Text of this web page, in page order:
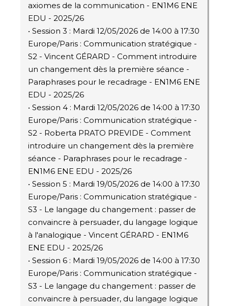
axiomes de la communication - EN1M6 ENE
EDU - 2025/26
• Session 3 : Mardi 12/05/2026 de 14:00 à 17:30
Europe/Paris : Communication stratégique -
S2 - Vincent GÉRARD - Comment introduire
un changement dès la première séance -
Paraphrases pour le recadrage - EN1M6 ENE
EDU - 2025/26
• Session 4 : Mardi 12/05/2026 de 14:00 à 17:30
Europe/Paris : Communication stratégique -
S2 - Roberta PRATO PREVIDE - Comment
introduire un changement dès la première
séance - Paraphrases pour le recadrage -
EN1M6 ENE EDU - 2025/26
• Session 5 : Mardi 19/05/2026 de 14:00 à 17:30
Europe/Paris : Communication stratégique -
S3 - Le langage du changement : passer de
convaincre à persuader, du langage logique
à l'analogique - Vincent GÉRARD - EN1M6
ENE EDU - 2025/26
• Session 6 : Mardi 19/05/2026 de 14:00 à 17:30
Europe/Paris : Communication stratégique -
S3 - Le langage du changement : passer de
convaincre à persuader, du langage logique